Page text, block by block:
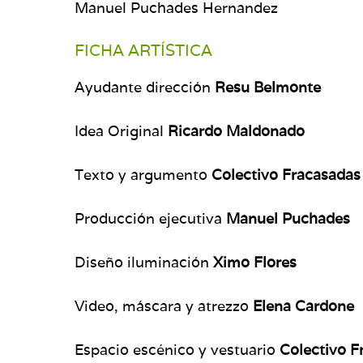
Manuel Puchades Hernandez
FICHA ARTÍSTICA
Ayudante dirección Resu Belmonte
Idea Original Ricardo Maldonado
Texto y argumento Colectivo Fracasadas
Producción ejecutiva Manuel Puchades
Diseño iluminación Ximo Flores
Video, máscara y atrezzo Elena Cardone
Espacio escénico y vestuario Colectivo